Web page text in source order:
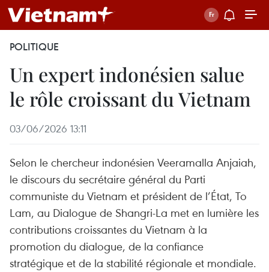
POLITIQUE
Un expert indonésien salue
le rôle croissant du Vietnam
03/06/2026 13:11
Selon le chercheur indonésien Veeramalla Anjaiah,
le discours du secrétaire général du Parti
communiste du Vietnam et président de l’État, To
Lam, au Dialogue de Shangri-La met en lumière les
contributions croissantes du Vietnam à la
promotion du dialogue, de la confiance
stratégique et de la stabilité régionale et mondiale.